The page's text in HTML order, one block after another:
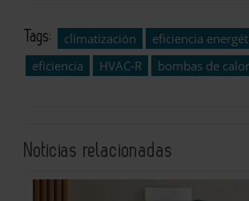
Tags: climatización
eficiencia
eficiencia
HVAC-R bombas de calor
Noticias relacionadas